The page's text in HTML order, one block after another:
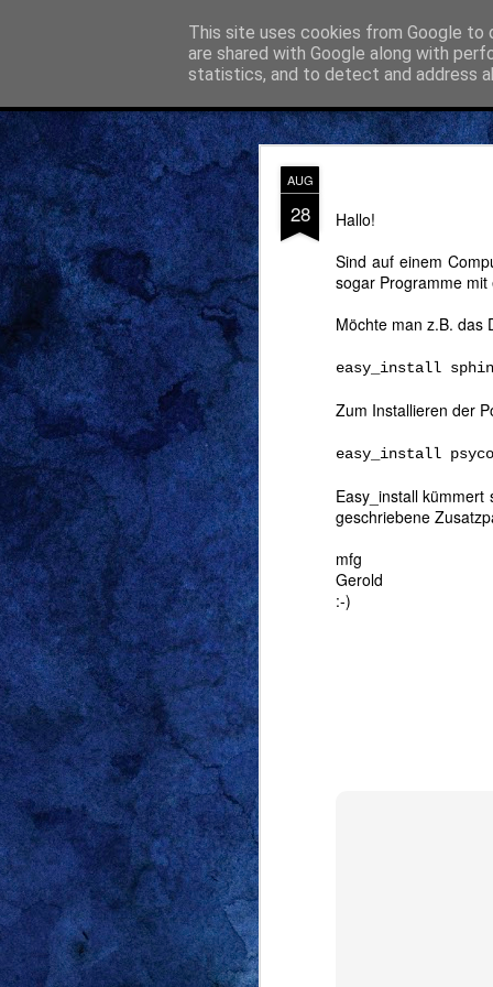
AUG
28
Hallo!
Sind auf einem
sogar Programme
Möchte man z.B. das
easy_install
Zum Installieren der
easy_install
Easy_install
geschriebene
mfg
Gerold
:-)
This site uses cookies from Google to
are shared with Google along with
statistics, and to detect and address
Gerolds Gedankenspeicher
FEB
28
Mein
Activity
kostenlose
weitererzählen. :-)
FEB
5
Activity
Activity